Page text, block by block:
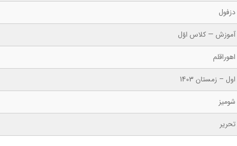
دزفول
آموزش — کلاس اوّل
اهوراقلم
اول – زمستان 1403
شومیز
تحریر